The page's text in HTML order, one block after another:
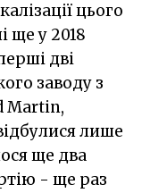
цього
ще у 2018
дві
заводу з
Martin,
лише
ще два
- ще раз